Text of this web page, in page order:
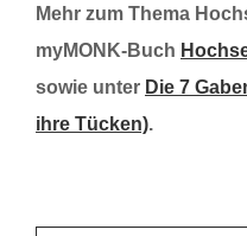
Mehr zum Thema
myMONK-Buch
sowie unter Die 7
ihre Tücken).